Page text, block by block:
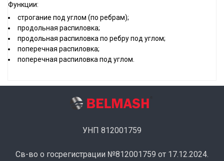
Функции:
строгание под углом (по ребрам);
продольная распиловка;
продольная распиловка по ребру под углом;
поперечная распиловка;
поперечная распиловка под углом.
УНП 812001759
Св-во о госрегистрации №812001759 от 17.12.2024.